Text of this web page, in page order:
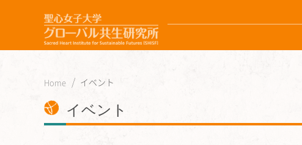
Home イベント
イベント